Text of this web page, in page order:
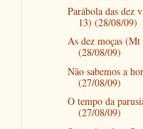
Parábola das dez
13) (28/08/09)
As dez moças
(28/08/09)
Não sabemos a
(27/08/09)
O tempo da
(27/08/09)